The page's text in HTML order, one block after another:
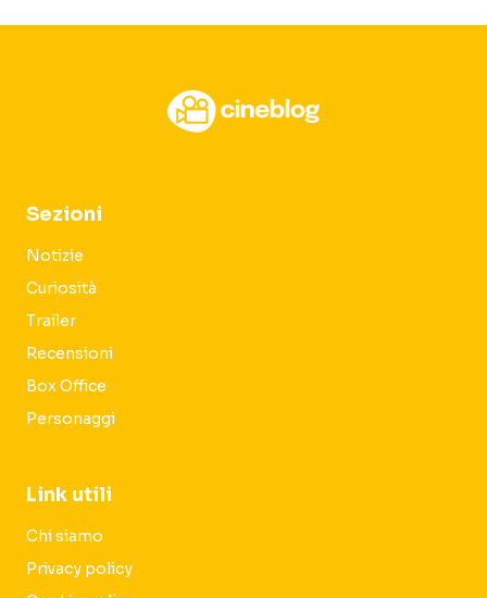
Sezioni
Notizie
Curiosità
Trailer
Recensioni
Box Office
Personaggi
Link utili
Chi siamo
Privacy policy